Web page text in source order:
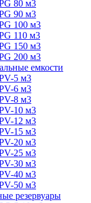
80 м3
90 м3
100 м3
110 м3
150 м3
200 м3
емкости
5 м3
6 м3
8 м3
10 м3
12 м3
15 м3
20 м3
25 м3
30 м3
40 м3
50 м3
резервуары